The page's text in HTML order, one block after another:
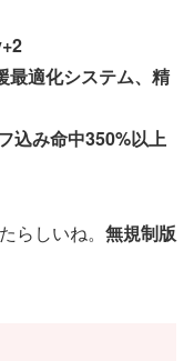
最適化システム、精
込み命中350%以上
らしいね。 無規制版